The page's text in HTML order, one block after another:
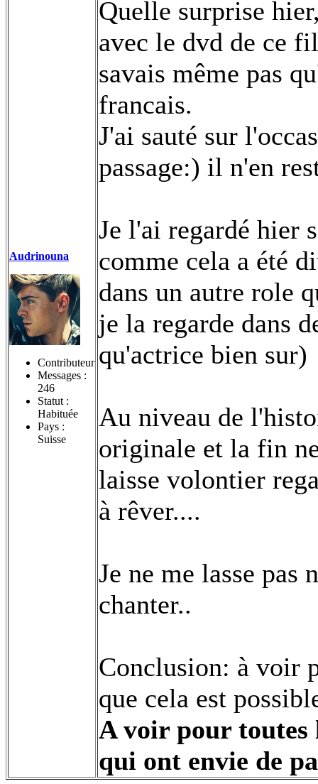
Audrinouna
Contributeur
Messages :
246
Statut :
Habituée
Pays :
Suisse
Quelle surprise
avec le dvd de ce
savais même pas
francais.
J'ai sauté sur
passage:) il n'en
Je l'ai regardé hier
comme cela a été
dans un autre role
je la regarde dans
qu'actrice bien sur)
Au niveau de
originale et la fin
laisse volontier
à rêver....
Je ne me lasse pas
chanter..
Conclusion: à voir
que cela est
A voir pour toutes
qui ont envie de